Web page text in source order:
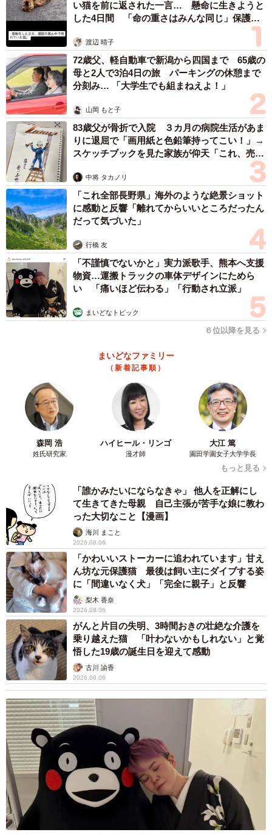
3/3
タイヤ交換が必要となるスリップサインがくっきりと出てます（赤丸が
スリップサイン）
タイヤがすり減り、溝の深さが1.6ミリ以下になると、「ス
リップサイン」と呼ばれるマークが出てきます。1カ所でも
スリップサインが出たタイヤは、道路交通法で装着、使用
が禁止されています。今回の飛び込み客のタイヤは、スリ
ップサインが3カ所確認でき、側面も大きく裂けている極め
て危険な状態でした。
Twitter上では「これは酷い」「恐ろし過ぎる」「命乗せて
走ってる事を自覚して欲しい」とタイヤを放置する危険性
を指摘する声が上がりました。
ヒナボーさんは「マジで車興味ない人ほど、車両の点検や
チェックは怠らないで」と話していました。
い猫を前に返された一言… 懸命に生きようと
した4日間 「命の重さはみんな同じ」保護団
渡辺 晴子
72歳父、軽自動車で新潟から四国まで 65歳の
母と2人で3泊4日の旅 パーキングの休憩まで
分刻み… 「大学生でも組まねえよ！」
山岡 もと子
83歳父が骨折で入院 ３カ月の病院生活があま
りに退屈で「画用紙と色鉛筆持ってこい！」→
スケッチブックを見た家族が仰天「これ、売れ
中将 タカノリ
「これ全部長野県」海外のような絶景ショット
に感動と反響「離れてからいいところだったん
だって気づいた」
行橋 友
「不謹慎でないかと」実力派歌手、熊本へ支援
物資…運搬トラックの車体デザインにためら
い 「痛いほど伝わる」「行動され立派」
まいどなトピック
６位以降を見る
まいどなファミリー
（新着記事順）
森岡 浩
姓氏研究家
ハイヒール・リンゴ
漫才師
大江 篤
園田学園女子大学学長
もっと見る
「誰かみたいにならなきゃ」 他人を正解にし
て生きてきた母親 自己主張が苦手な娘に教わ
った大切なこと【漫画】
海川 まこと
2026.08.06
「かわいいストーカーに追われています」甘え
ん坊な元保護猫 最後は飼い主にダイブする姿
に「間違いなく犬」「完全に親子」と反響
梨木 香奈
2026.08.06
がんと片目の失明、3時間おきの壮絶な介護を
乗り越えた猫 「叶わないかもしれない」と覚
悟した19歳の誕生日を迎えて感動
古川 諭香
2026.08.06